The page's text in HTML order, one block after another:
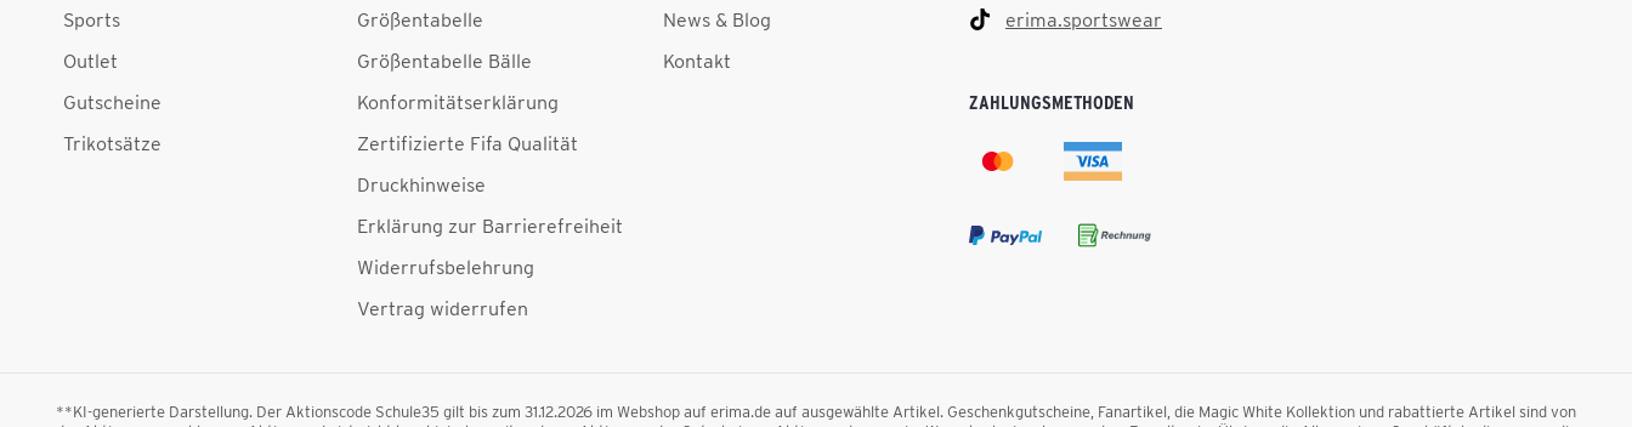
Sports
Outlet
Gutscheine
Trikotsätze
Größentabelle
Größentabelle Bälle
Konformitätserklärung
Zertifizierte Fifa Qualität
Druckhinweise
Erklärung zur Barrierefreiheit
Widerrufsbelehrung
Vertrag widerrufen
News & Blog
Kontakt
erima.sportswear
ZAHLUNGSMETHODEN
**KI-generierte Darstellung. Der Aktionscode Schule35 gilt bis zum 31.12.2026 im Webshop auf erima.de auf ausgewählte Artikel. Geschenkgutscheine, Fanartikel, die Magic White Kollektion und rabattierte Artikel sind von